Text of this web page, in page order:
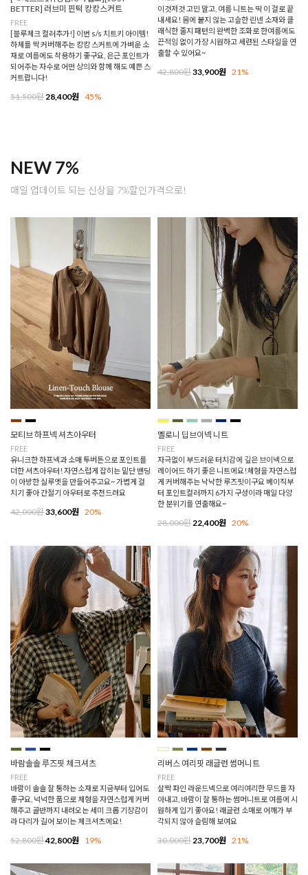
BETTER] 러브미 핀턱 캉캉스커트
FREE
[블루체크 컬러추가!] 이번 s/s 치트키 아이템!
하체를 싹 커버해주는 캉캉 스커트에 가벼운 소
재로 여름에도 착용하기 좋구요, 은근 포인트가
되어주는 자수로 어떤 상의와 함께 해도 예쁜 스
커트랍니다!
51,500원28,400원 45%
이것저것 고민 말고, 여름 니트는 딱 이 걸로 끝
내세요! 몸에 붙지 않는 고슬한 린넨 소재와 클
래식한 줄지 패턴의 완벽한 조화로 한여름에도
끈적임 없이 가장 시원하고 세련된 스타일을 연
출할 수 있어요~
42,800원33,900원 21%
NEW 7%
매일 업데이트 되는 신상을 7%할인가격으로!
모티브 하프넥 셔츠아우터
FREE
유니크한 하프넥과 소매 투버튼으로 포인트를
더한 셔츠아우터! 자연스럽게 잡히는 밑단 밴딩
이 아방한 실루엣을 만들어주고요~ 가볍게 걸
치기 좋아 간절기 아우터로 추천드려요
42,000원33,600원 20%
멜로니 딥브이넥 니트
FREE
자극없이 부드러운 터치감에 깊은 브이넥으로
레이어드 하기 좋은 니트에요!체형을 자연스럽
게 커버해주는 낙낙한 루즈핏이구요 베이직부
터 포인트컬러까지 6가지 구성이라 매일 다양
한 분위기를 연출해요~
28,000원22,400원 20%
바람솔솔 루즈핏 체크셔츠
FREE
바람이 솔솔 잘 통하는 소재로 지금부터 입어도
좋구요, 넉넉한 품으로 체형을 자연스럽게 커버
해주고 골반까지 내려오는 세미 크롭 기장감이
라 다리가 길어 보이는 체크셔츠에요!
52,800원42,800원 19%
리버스 여리핏 래글런 썸머니트
FREE
살짝 파인 라운드넥으로 여리여리한 무드를 자
아내고, 바람이 잘 통하는 썸머니트로 여름에 시
원하게 입기 좋아요! 래글런 소매로 어깨가 부
각되지 않아 슬림해 보여요
30,000원 23,700원 21%